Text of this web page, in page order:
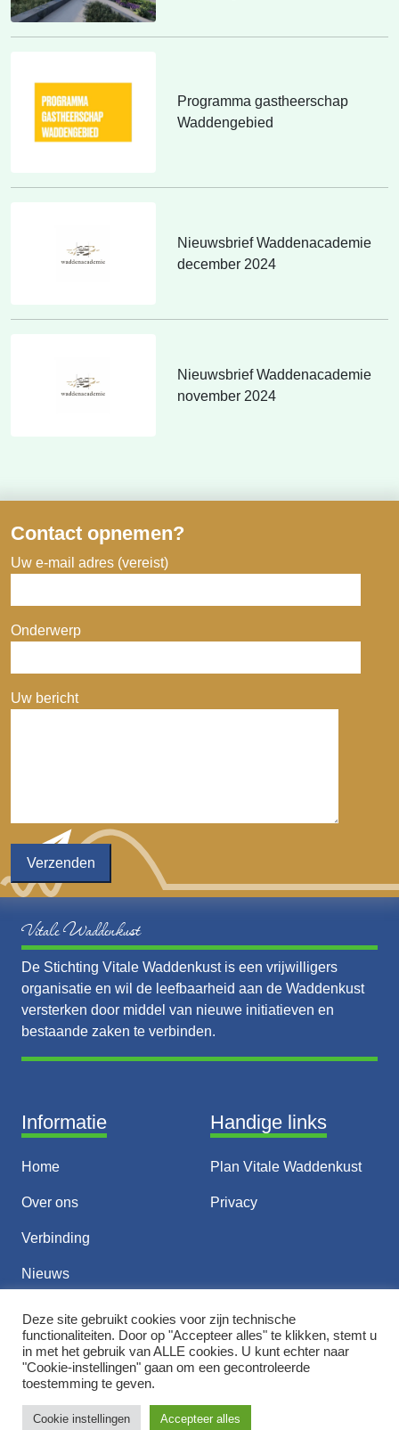
Programma gastheerschap
Waddengebied
Nieuwsbrief Waddenacademie
december 2024
Nieuwsbrief Waddenacademie
november 2024
Contact opnemen?
Uw e-mail adres (vereist)
Onderwerp
Uw bericht
Vitale Waddenkust
De Stichting Vitale Waddenkust is een vrijwilligers
organisatie en wil de leefbaarheid aan de Waddenkust
versterken door middel van nieuwe initiatieven en
bestaande zaken te verbinden.
Informatie
Home
Over ons
Verbinding
Nieuws
Contact
Handige links
Plan Vitale Waddenkust
Privacy
© 2026 Vitale Waddenkust
Ontwerp & Realisatie door
Deze site gebruikt cookies voor zijn technische
functionaliteiten. Door op "Accepteer alles" te klikken, stemt u
in met het gebruik van ALLE cookies. U kunt echter naar
"Cookie-instellingen" gaan om een ​​gecontroleerde
toestemming te geven.
Cookie instellingen Accepteer alles